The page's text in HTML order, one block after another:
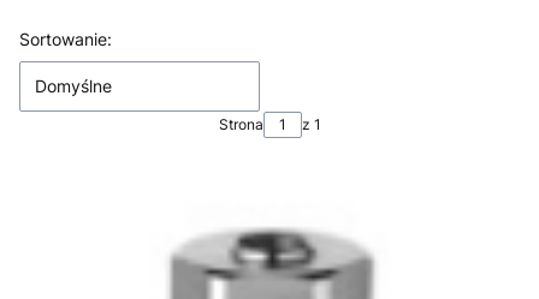
Lista produktów
Sortowanie:
Domyślne
Strona z 1